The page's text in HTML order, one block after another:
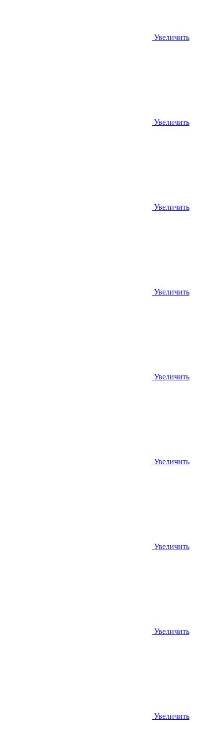
Увеличить
Увеличить
Увеличить
Увеличить
Увеличить
Увеличить
Увеличить
Увеличить
Увеличить